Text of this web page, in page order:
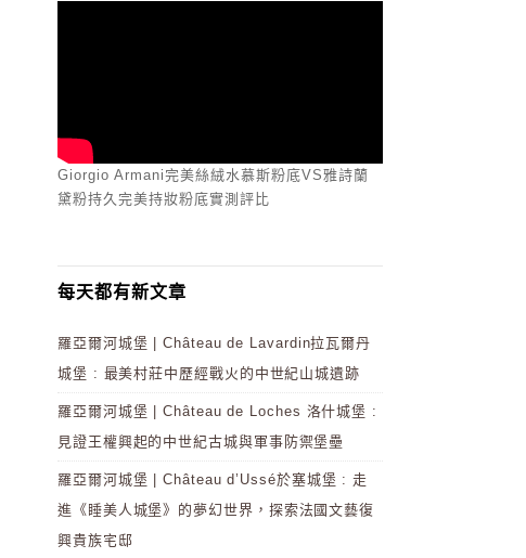
Giorgio Armani完美絲絨水慕斯粉底VS雅詩蘭
黛粉持久完美持妝粉底實測評比
每天都有新文章
羅亞爾河城堡 | Château de Lavardin拉瓦爾丹
城堡 : 最美村莊中歷經戰火的中世紀山城遺跡
羅亞爾河城堡 | Château de Loches 洛什城堡 :
見證王權興起的中世紀古城與軍事防禦堡壘
羅亞爾河城堡 | Château d’Ussé於塞城堡 : 走
進《睡美人城堡》的夢幻世界，探索法國文藝復
興貴族宅邸